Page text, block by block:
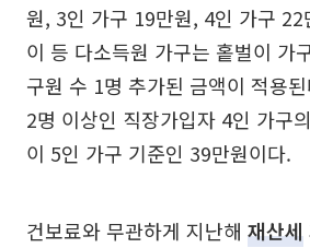
원, 3인 가구 19만원, 4인 가구 22
이 등 다소득원 가구는 홑벌이 가
구원 수 1명 추가된 금액이 적용
2명 이상인 직장가입자 4인 가구
이 5인 가구 기준인 39만원이다.
건보료와 무관하게 지난해 재산세